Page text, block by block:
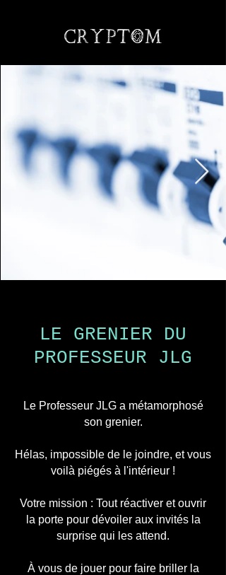
LE GRENIER DU
PROFESSEUR JLG
Le Professeur JLG a métamorphosé
son grenier.
Hélas, impossible de le joindre, et vous
voilà piégés à l'intérieur !
Votre mission : Tout réactiver et ouvrir
la porte pour dévoiler aux invités la
surprise qui les attend.
À vous de jouer pour faire briller la